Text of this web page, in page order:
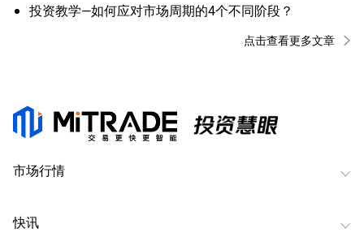
投资教学—如何应对市场周期的4个不同阶段？
点击查看更多文章
市场行情
快讯